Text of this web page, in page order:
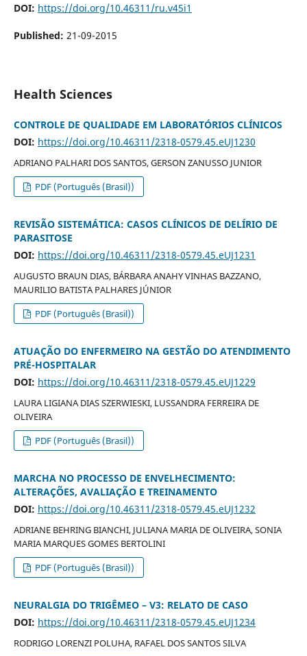
DOI: https://doi.org/10.46311/ru.v45i1
Published: 21-09-2015
Health Sciences
CONTROLE DE QUALIDADE EM LABORATÓRIOS CLÍNICOS
DOI: https://doi.org/10.46311/2318-0579.45.eUJ1230
ADRIANO PALHARI DOS SANTOS, GERSON ZANUSSO JUNIOR
PDF (Português (Brasil))
REVISÃO SISTEMÁTICA: CASOS CLÍNICOS DE DELÍRIO DE
PARASITOSE
DOI: https://doi.org/10.46311/2318-0579.45.eUJ1231
AUGUSTO BRAUN DIAS, BÁRBARA ANAHY VINHAS BAZZANO,
MAURILIO BATISTA PALHARES JÚNIOR
PDF (Português (Brasil))
ATUAÇÃO DO ENFERMEIRO NA GESTÃO DO ATENDIMENTO
PRÉ-HOSPITALAR
DOI: https://doi.org/10.46311/2318-0579.45.eUJ1229
LAURA LIGIANA DIAS SZERWIESKI, LUSSANDRA FERREIRA DE
OLIVEIRA
PDF (Português (Brasil))
MARCHA NO PROCESSO DE ENVELHECIMENTO:
ALTERAÇÕES, AVALIAÇÃO E TREINAMENTO
DOI: https://doi.org/10.46311/2318-0579.45.eUJ1232
ADRIANE BEHRING BIANCHI, JULIANA MARIA DE OLIVEIRA, SONIA
MARIA MARQUES GOMES BERTOLINI
PDF (Português (Brasil))
NEURALGIA DO TRIGÊMEO – V3: RELATO DE CASO
DOI: https://doi.org/10.46311/2318-0579.45.eUJ1234
RODRIGO LORENZI POLUHA, RAFAEL DOS SANTOS SILVA